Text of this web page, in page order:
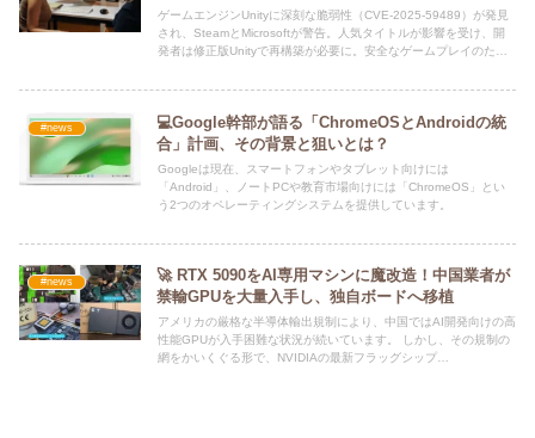
ゲームエンジンUnityに深刻な脆弱性（CVE-2025-59489）が発見
され、SteamとMicrosoftが警告。人気タイトルが影響を受け、開
発者は修正版Unityで再構築が必要に。安全なゲームプレイのため
#news
💻Google幹部が語る「ChromeOSとAndroidの統
合」計画、その背景と狙いとは？
Googleは現在、スマートフォンやタブレット向けには
「Android」、ノートPCや教育市場向けには「ChromeOS」とい
う2つのオペレーティングシステムを提供しています。
#news
🚀 RTX 5090をAI専用マシンに魔改造！中国業者が
禁輸GPUを大量入手し、独自ボードへ移植
アメリカの厳格な半導体輸出規制により、中国ではAI開発向けの高
性能GPUが入手困難な状況が続いています。 しかし、その規制の
網をかいくぐる形で、NVIDIAの最新フラッグシップ